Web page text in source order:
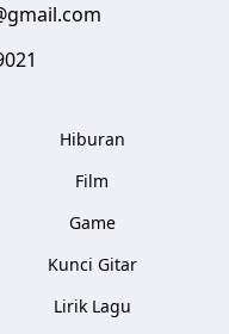
Hiburan
Film
Game
Kunci Gitar
Lirik Lagu